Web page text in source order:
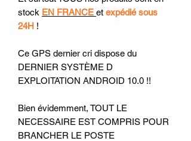
stock EN FRANCE et expédié sous
24H !
Ce GPS dernier cri dispose du
DERNIER SYSTÈME D
EXPLOITATION ANDROID 10.0 !!
Bien évidemment, TOUT LE
NECESSAIRE EST COMPRIS POUR
BRANCHER LE POSTE